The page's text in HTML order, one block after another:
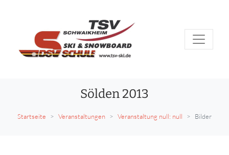
Sölden 2013
Startseite Veranstaltungen Veranstaltung null: null Bilder